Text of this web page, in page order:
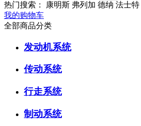
热门搜索： 康明斯 弗列加 德纳 法士特
我的购物车
全部商品分类
发动机系统
传动系统
行走系统
制动系统